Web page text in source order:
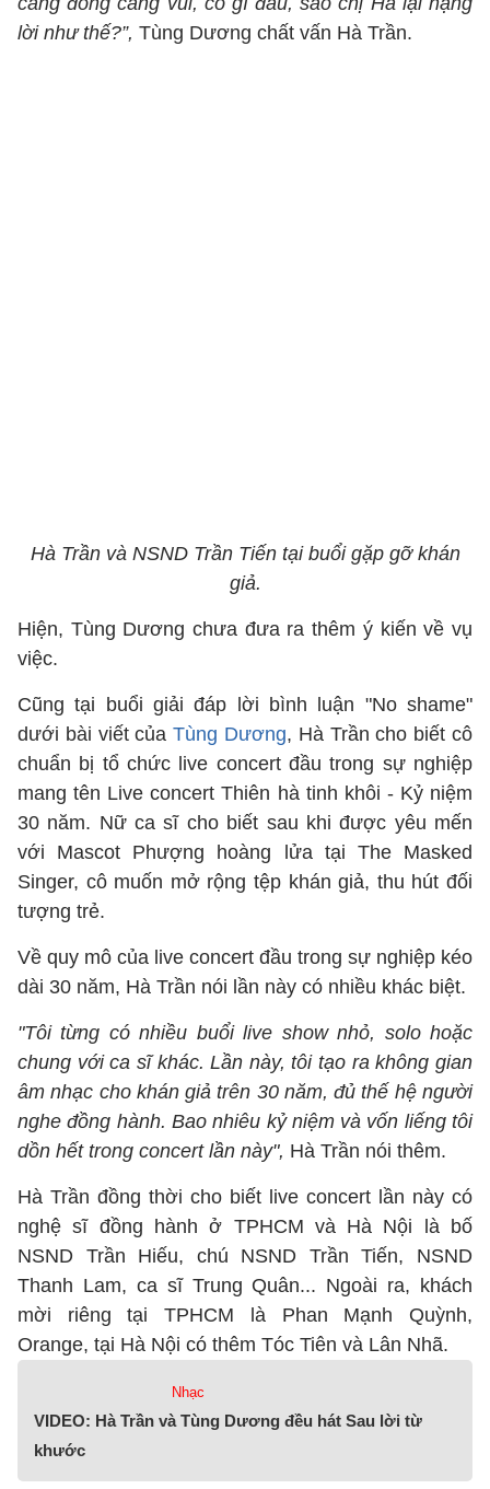
lời như thế?”, Tùng Dương chất vấn Hà Trần.
Hà Trần và NSND Trần Tiến tại buổi gặp gỡ khán
giả.
Hiện, Tùng Dương chưa đưa ra thêm ý kiến về vụ
việc.
Cũng tại buổi giải đáp lời bình luận "No shame"
dưới bài viết củaTùng Dương, Hà Trần cho biết cô
chuẩn bị tổ chức live concert đầu trong sự nghiệp
mang tên Live concert Thiên hà tinh khôi - Kỷ niệm
30 năm. Nữ ca sĩ cho biết sau khi được yêu mến
với Mascot Phượng hoàng lửa tại The Masked
Singer, cô muốn mở rộng tệp khán giả, thu hút đối
tượng trẻ.
Về quy mô của live concert đầu trong sự nghiệp kéo
dài 30 năm, Hà Trần nói lần này có nhiều khác biệt.
"Tôi từng có nhiều buổi live show nhỏ, solo hoặc
chung với ca sĩ khác. Lần này, tôi tạo ra không gian
âm nhạc cho khán giả trên 30 năm, đủ thế hệ người
nghe đồng hành. Bao nhiêu kỷ niệm và vốn liếng tôi
dồn hết trong concert lần này", Hà Trần nói thêm.
Hà Trần đồng thời cho biết live concert lần này có
nghệ sĩ đồng hành ở TPHCM và Hà Nội là bố
NSND Trần Hiếu, chú NSND Trần Tiến, NSND
Thanh Lam, ca sĩ Trung Quân... Ngoài ra, khách
mời riêng tại TPHCM là Phan Mạnh Quỳnh,
Orange, tại Hà Nội có thêm Tóc Tiên và Lân Nhã.
Nhạc
VIDEO: Hà Trần và Tùng Dương đều hát Sau lời từ
khước